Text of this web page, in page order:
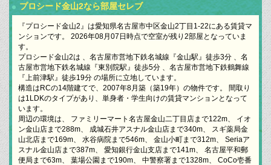
プロシード金山2なら部屋セレブ
『プロシード金山2』は愛知県名古屋市中区金山2丁目1-22にある賃貸マ
ンションです。 2026年08月07日時点で空室が残り2部屋となっていま
す。
プロシード金山2は 、名古屋市営地下鉄名城線『金山駅』徒歩3分 、名
古屋市営地下鉄名城線『東別院駅』徒歩5分 、名古屋市営地下鉄鶴舞線
『上前津駅』徒歩19分 の場所に立地しています。
構造はRCの14階建てで、2007年8月築（築19年）の物件です。 間取り
は1LDKのタイプがあり、単身者・学生向けの賃貸マンションとなって
います。
周辺の環境は、 ファミリーマート名古屋金山二丁目店まで122m、 イオ
ン金山店まで288m、 成城石井アスナル金山店まで340m、 スギ薬局金
山北店まで169m、 水谷病院まで546m、 金山小町まで312m、 Seriaア
スナル金山店まで387m、 愛知銀行金山支店まで141m、 名古屋平和郵
便局まで63m、 葉場公園まで190m、 中警察署まで1328m、 CoCo壱番